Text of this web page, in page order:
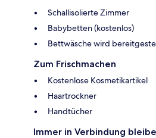
Schallisolierte Zimmer
Babybetten (kostenlos)
Bettwäsche wird
Zum Frischmachen
Kostenlose Kosmetikartikel
Haartrockner
Handtücher
Immer in Verbindung